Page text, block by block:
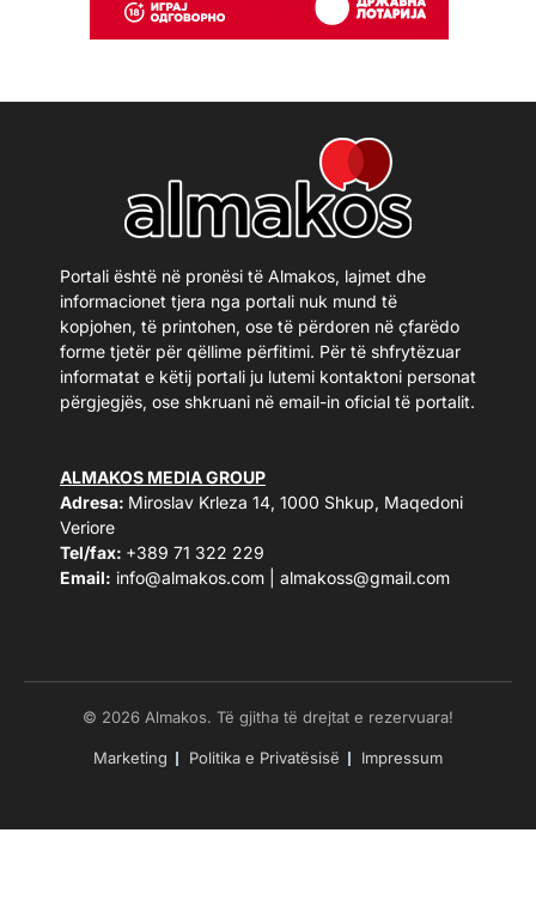
Portali është në pronësi të Almakos, lajmet dhe
informacionet tjera nga portali nuk mund të
kopjohen, të printohen, ose të përdoren në çfarëdo
forme tjetër për qëllime përfitimi. Për të shfrytëzuar
informatat e këtij portali ju lutemi kontaktoni personat
përgjegjës, ose shkruani në email-in oficial të portalit.
ALMAKOS MEDIA GROUP
Adresa: Miroslav Krleza 14, 1000 Shkup, Maqedoni
Veriore
Tel/fax: +389 71 322 229
Email: info@almakos.com almakoss@gmail.com
© 2026 Almakos. Të gjitha të drejtat e rezervuara!
Marketing Politika e Privatësisë Impressum